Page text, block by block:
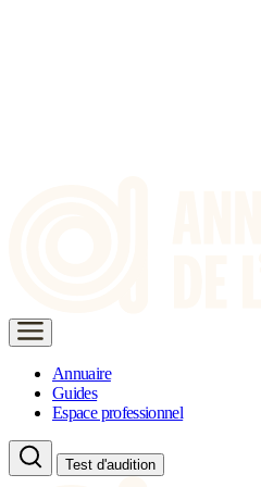
Annuaire
Guides
Espace professionnel
Test d'audition